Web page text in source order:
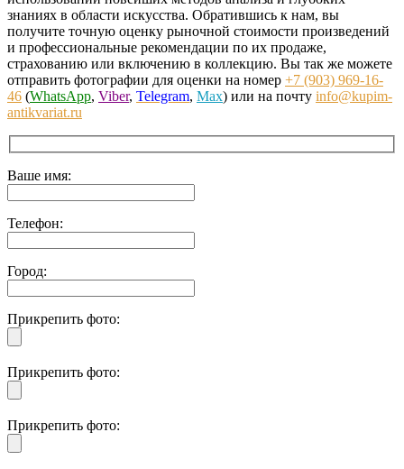
знаниях в области искусства. Обратившись к нам, вы
получите точную оценку рыночной стоимости произведений
и профессиональные рекомендации по их продаже,
страхованию или включению в коллекцию. Вы так же можете
отправить фотографии для оценки на номер +7 (903) 969-16-
46 (WhatsApp, Viber, Telegram, Max) или на почту info@kupim-
antikvariat.ru
Ваше имя:
Телефон:
Город:
Прикрепить фото:
Прикрепить фото:
Прикрепить фото: